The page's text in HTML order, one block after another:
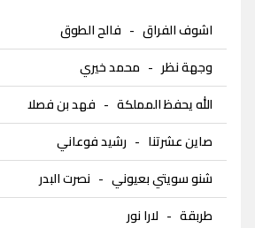
اشوف الفراق - فالح الطوق
وجهة نظر - محمد خيري
الله يحفظ المملكة - فهد بن فصلا
صاين عشرتنا - رشيد فوعاني
شنو سويتي بعيوني - نصرت البدر
طربقة - لارا نور